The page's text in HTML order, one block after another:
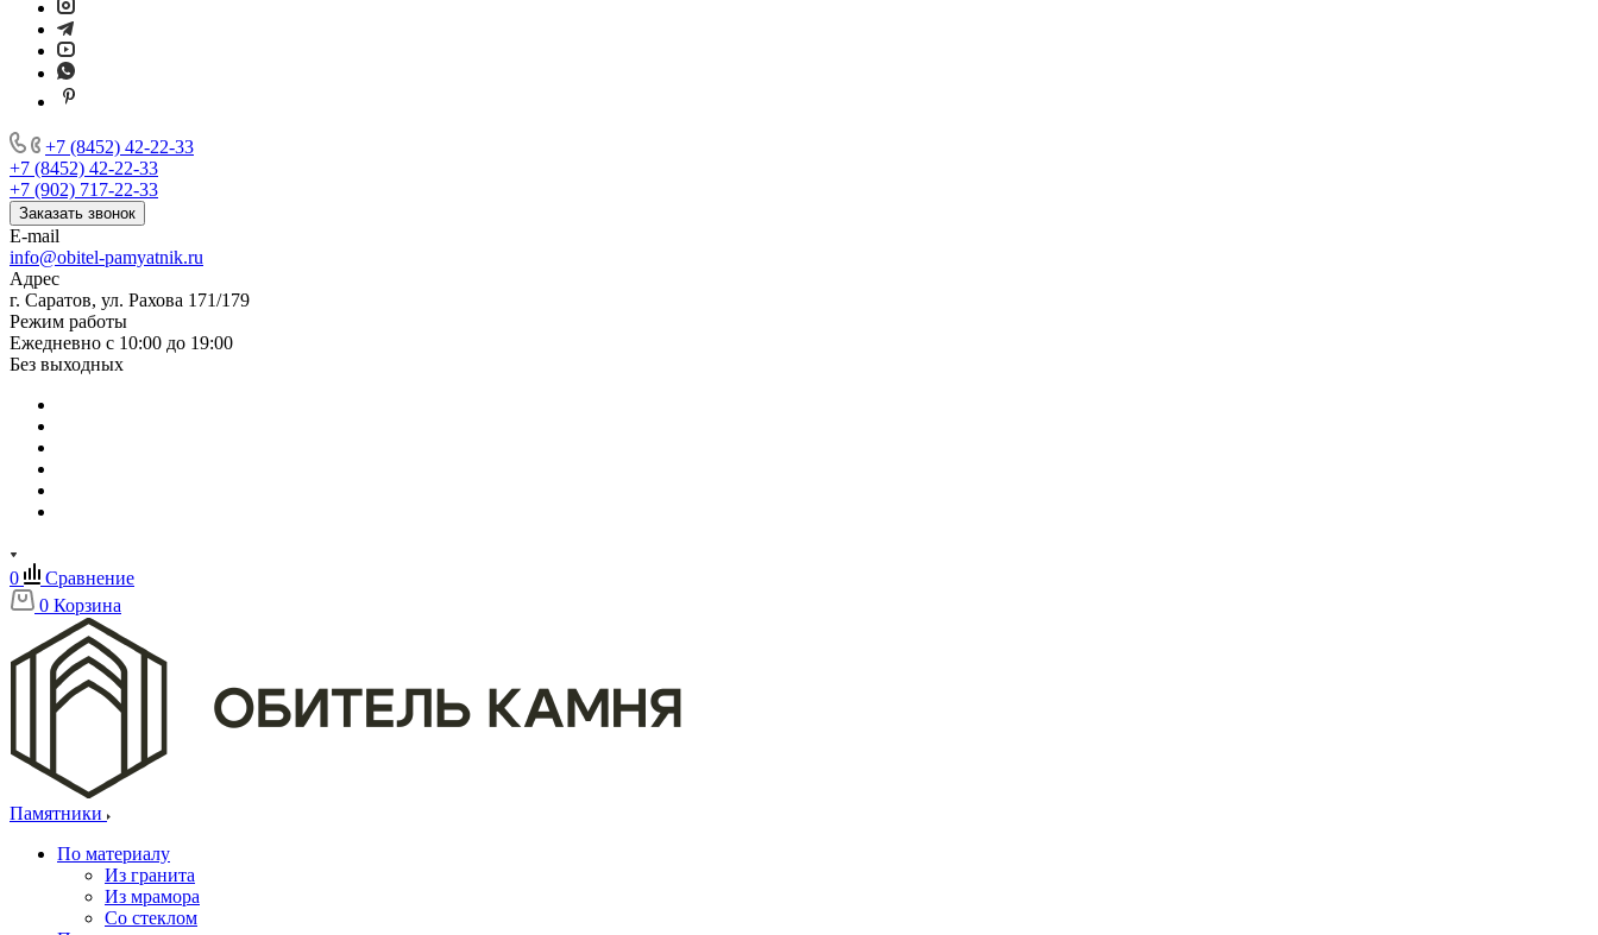
+7 (8452) 42-22-33
+7 (8452) 42-22-33
+7 (902) 717-22-33
Заказать звонок
E-mail
info@obitel-pamyatnik.ru
Адрес
г. Саратов, ул. Рахова 171/179
Режим работы
Ежедневно с 10:00 до 19:00
Без выходных
0
Сравнение
0 Корзина
Памятники
По материалу
Из гранита
Из мрамора
Со стеклом